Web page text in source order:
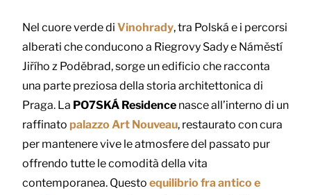
Nel cuore verde di Vinohrady, tra Polská e i percorsi
alberati che conducono a Riegrovy Sady e Náměstí
Jiřího z Poděbrad, sorge un edificio che racconta
una parte preziosa della storia architettonica di
Praga. La PO7SKÁ Residence nasce all’interno di un
raffinato palazzo Art Nouveau, restaurato con cura
per mantenere vive le atmosfere del passato pur
offrendo tutte le comodità della vita
contemporanea. Questo equilibrio fra antico e